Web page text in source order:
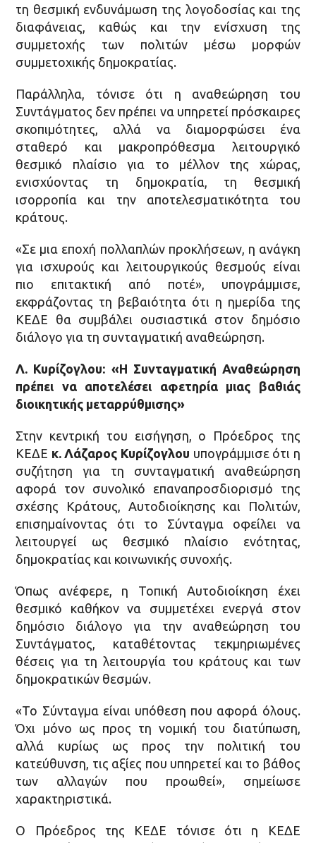
τη θεσμική ενδυνάμωση της λογοδοσίας και της
διαφάνειας, καθώς και την ενίσχυση της
συμμετοχής των πολιτών μέσω μορφών
συμμετοχικής δημοκρατίας.
Παράλληλα, τόνισε ότι η αναθεώρηση του
Συντάγματος δεν πρέπει να υπηρετεί πρόσκαιρες
σκοπιμότητες, αλλά να διαμορφώσει ένα
σταθερό και μακροπρόθεσμα λειτουργικό
θεσμικό πλαίσιο για το μέλλον της χώρας,
ενισχύοντας τη δημοκρατία, τη θεσμική
ισορροπία και την αποτελεσματικότητα του
κράτους.
«Σε μια εποχή πολλαπλών προκλήσεων, η ανάγκη
για ισχυρούς και λειτουργικούς θεσμούς είναι
πιο επιτακτική από ποτέ», υπογράμμισε,
εκφράζοντας τη βεβαιότητα ότι η ημερίδα της
ΚΕΔΕ θα συμβάλει ουσιαστικά στον δημόσιο
διάλογο για τη συνταγματική αναθεώρηση.
Λ. Κυρίζογλου: «Η Συνταγματική Αναθεώρηση
πρέπει να αποτελέσει αφετηρία μιας βαθιάς
διοικητικής μεταρρύθμισης»
Στην κεντρική του εισήγηση, ο Πρόεδρος της
ΚΕΔΕ κ. Λάζαρος Κυρίζογλου υπογράμμισε ότι η
συζήτηση για τη συνταγματική αναθεώρηση
αφορά τον συνολικό επαναπροσδιορισμό της
σχέσης Κράτους, Αυτοδιοίκησης και Πολιτών,
επισημαίνοντας ότι το Σύνταγμα οφείλει να
λειτουργεί ως θεσμικό πλαίσιο ενότητας,
δημοκρατίας και κοινωνικής συνοχής.
Όπως ανέφερε, η Τοπική Αυτοδιοίκηση έχει
θεσμικό καθήκον να συμμετέχει ενεργά στον
δημόσιο διάλογο για την αναθεώρηση του
Συντάγματος, καταθέτοντας τεκμηριωμένες
θέσεις για τη λειτουργία του κράτους και των
δημοκρατικών θεσμών.
«Το Σύνταγμα είναι υπόθεση που αφορά όλους.
Όχι μόνο ως προς τη νομική του διατύπωση,
αλλά κυρίως ως προς την πολιτική του
κατεύθυνση, τις αξίες που υπηρετεί και το βάθος
των αλλαγών που προωθεί», σημείωσε
χαρακτηριστικά.
Ο Πρόεδρος της ΚΕΔΕ τόνισε ότι η ΚΕΔΕ